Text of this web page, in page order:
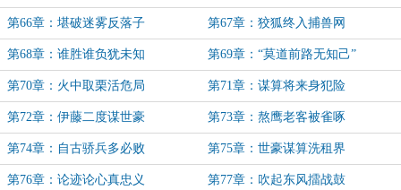
第66章：堪破迷雾反落子 第67章：狡狐终入捕兽网
第68章：谁胜谁负犹未知 第69章：“莫道前路无知己”
第70章：火中取栗活危局 第71章：谋算将来身犯险
第72章：伊藤二度谋世豪 第73章：熬鹰老客被雀啄
第74章：自古骄兵多必败 第75章：世豪谋算洗租界
第76章：论迹论心真忠义 第77章：吹起东风擂战鼓